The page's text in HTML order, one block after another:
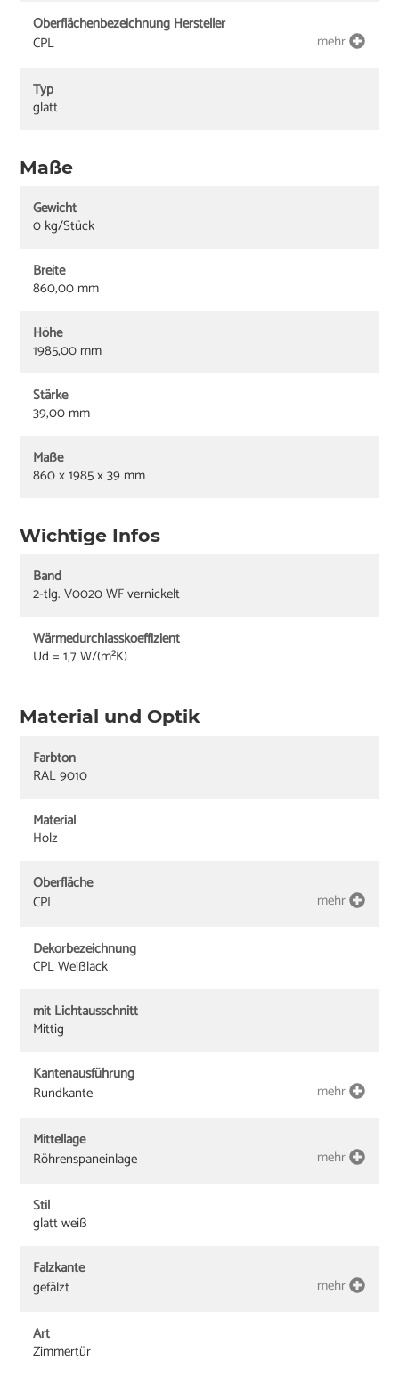
Oberflächenbezeichnung Hersteller
CPL
mehr
Typ
glatt
Maße
Gewicht
0 kg/Stück
Breite
860,00 mm
Höhe
1985,00 mm
Stärke
39,00 mm
Maße
860 x 1985 x 39 mm
Wichtige Infos
Band
2-tlg. V0020 WF vernickelt
Wärmedurchlasskoeffizient
Ud = 1,7 W/(m²K)
Material und Optik
Farbton
RAL 9010
Material
Holz
Oberfläche
CPL
mehr
Dekorbezeichnung
CPL Weißlack
mit Lichtausschnitt
Mittig
Kantenausführung
Rundkante
mehr
Mittellage
Röhrenspaneinlage
mehr
Stil
glatt weiß
Falzkante
gefälzt
mehr
Art
Zimmertür